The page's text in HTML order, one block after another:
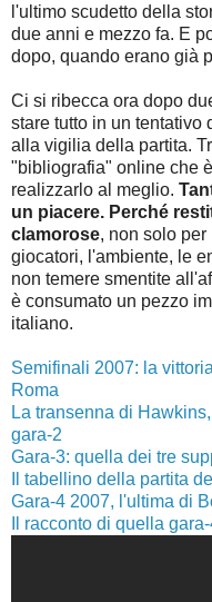
l'ultimo scudetto della
due anni e mezzo fa. E
dopo, quando erano già
Ci si ribecca ora dopo
stare tutto in un tentativo
alla vigilia della partita.
"bibliografia" online che
realizzarlo al meglio.
un piacere. Perché
clamorose, non solo
giocatori, l'ambiente, le
non temere smentite
è consumato un pezzo
italiano.
Semifinali 2007: la
Roma
La transenna di
gara-2
Gara-3: quella dei tre
Il tabellino della partita
Gara-4 2007, l'ultima di
Il racconto di quella